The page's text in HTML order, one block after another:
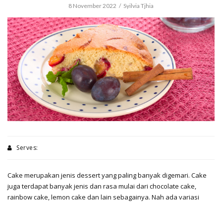
8 November 2022 Syilvia Tjhia
Serves:
Cake merupakan jenis dessert yang paling banyak digemari. Cake
juga terdapat banyak jenis dan rasa mulai dari chocolate cake,
rainbow cake, lemon cake dan lain sebagainya. Nah ada variasi